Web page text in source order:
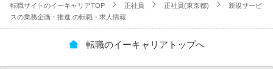
転職サイトのイーキャリアTOP
正社員 正社員(東京都)
新規サービ
スの業務企画・推進.の転職・求人情報
転職のイーキャリアトップへ